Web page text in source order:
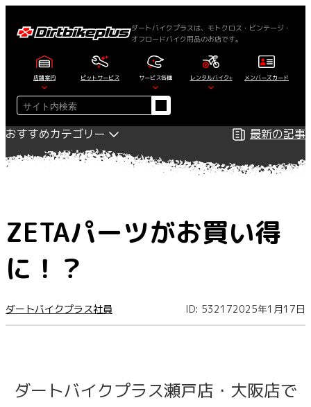
ダートバイクプラスは、モトクロス・ビンテージ・
オフロードバイク用品のお店です。
店舗案内 ピットサービス サービス各種 レンタルバイク+ メンバーズカード
検
索
おすすめカテゴリー
最新の記事
ZETAパーツがお買い得
に！？
ダートバイクプラス社員 ID: 532172025年1月17日
ダートバイクプラス瀬戸店・大阪店で